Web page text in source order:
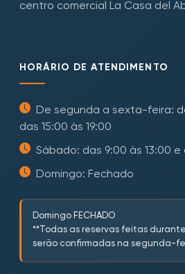
centro comercial La Casa del
HORÁRIO DE ATENDIMENTO
De segunda a sexta-feira:
das 15:00 às 19:00
Sábado: das 9:00 às 13:00 e
Domingo: Fechado
Domingo FECHADO
**Todas as reservas feitas
serão confirmadas na segunda-